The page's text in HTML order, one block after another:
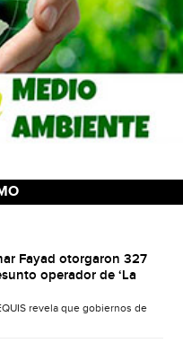
Fayad otorgaron 327
operador de ‘La
revela que gobiernos de